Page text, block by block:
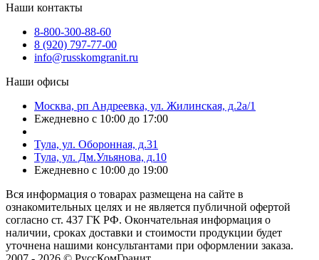
Наши контакты
8-800-300-88-60
8 (920) 797-77-00
info@russkomgranit.ru
Наши офисы
Москва, рп Андреевка, ул. Жилинская, д.2а/1
Ежедневно с 10:00 до 17:00
Тула, ул. Оборонная, д.31
Тула, ул. Дм.Ульянова, д.10
Ежедневно с 10:00 до 19:00
Вся информация о товарах размещена на сайте в
ознакомительных целях и не является публичной офертой
согласно ст. 437 ГК РФ. Окончательная информация о
наличии, сроках доставки и стоимости продукции будет
уточнена нашими консультантами при оформлении заказа.